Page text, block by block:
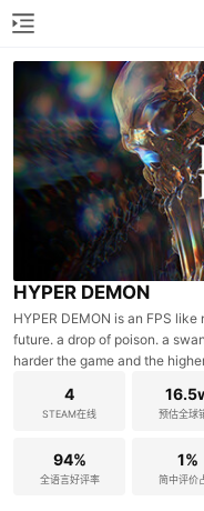
HYPER DEMON
HYPER DEMON is an FPS
future. a drop of poison. a
harder the game and the
4
STEAM在线 预估全球
94%
全语言好评率
1%
简中评价